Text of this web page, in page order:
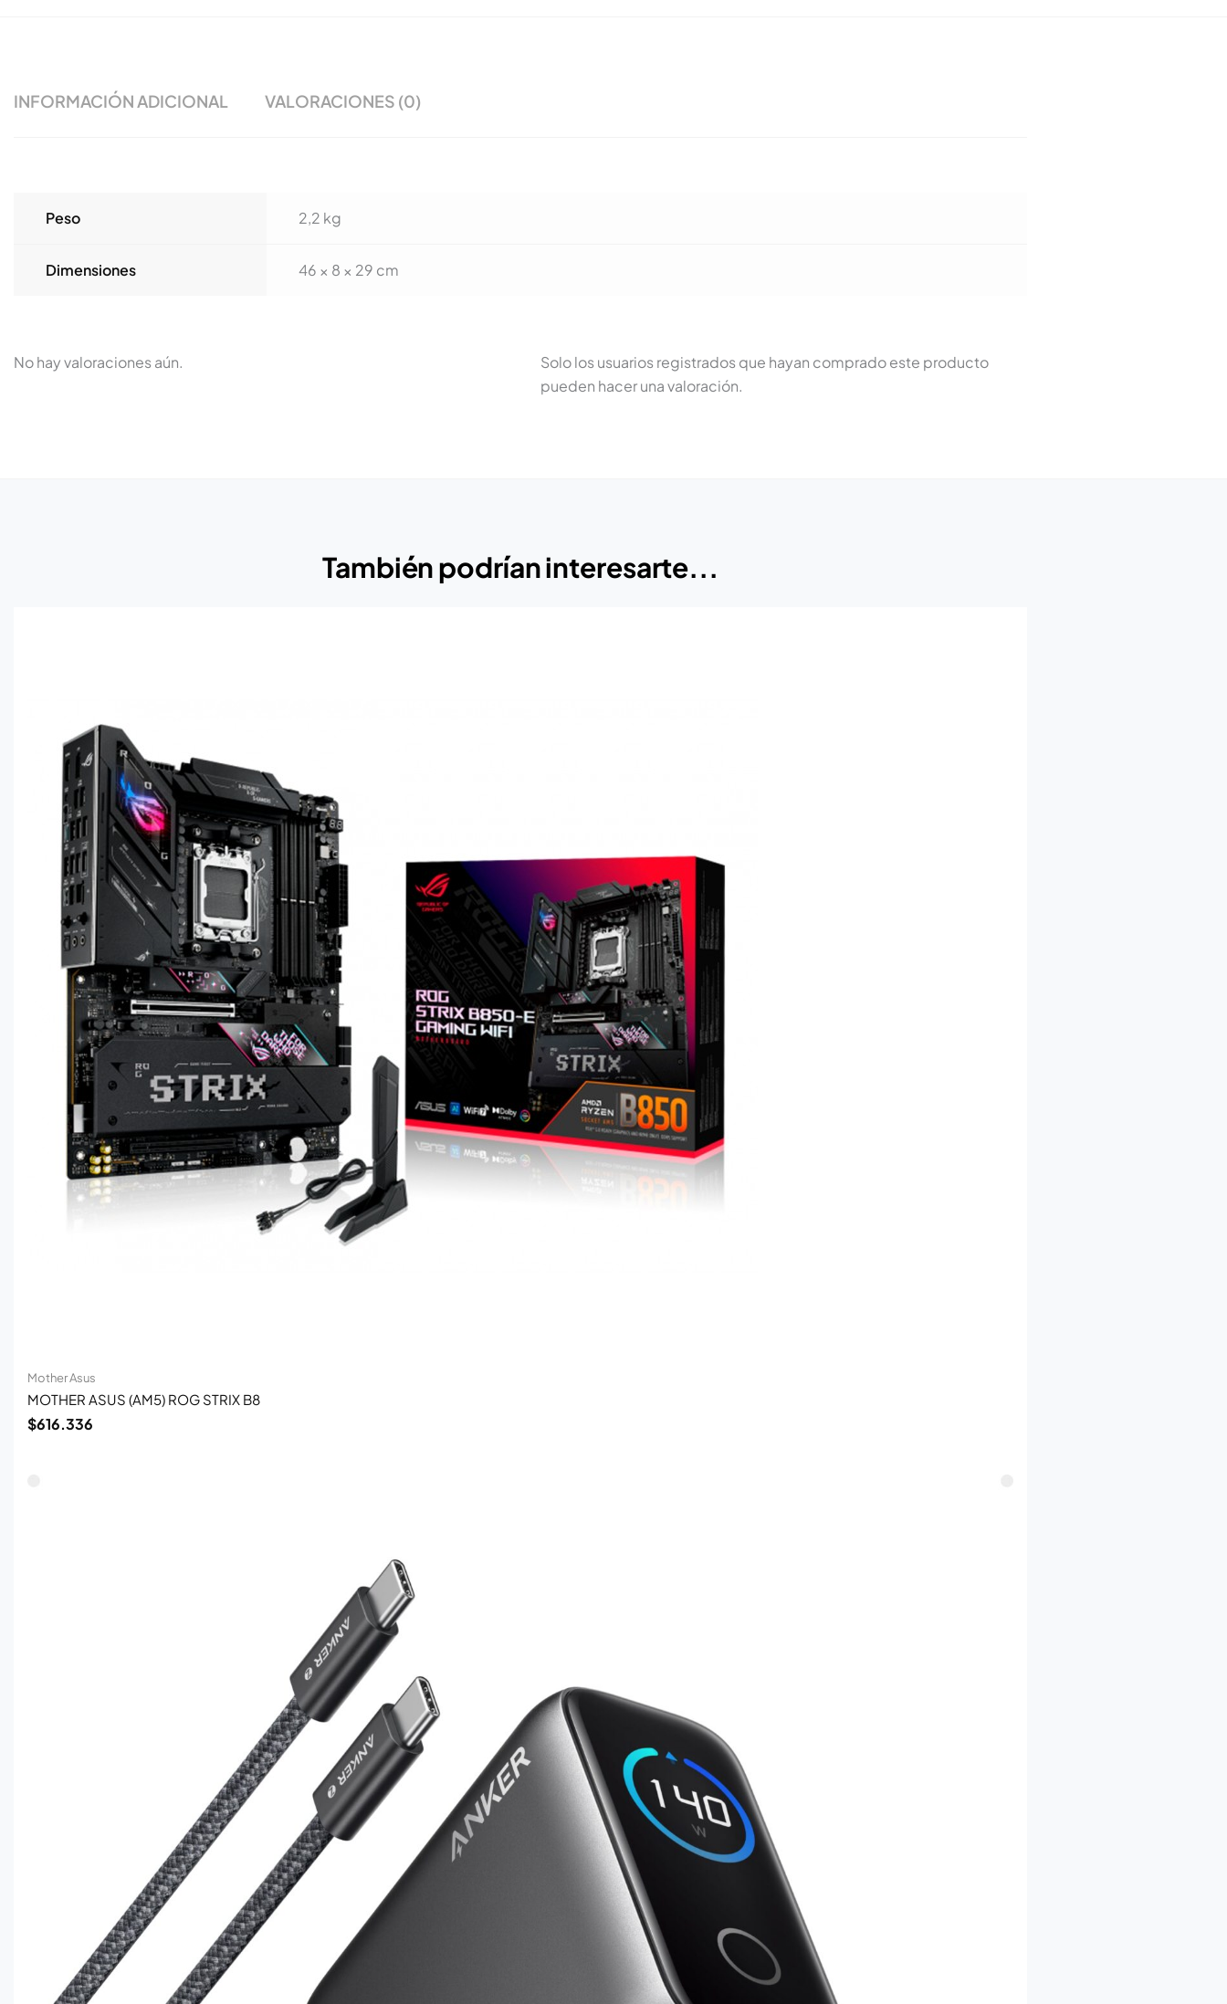
INFORMACIÓN ADICIONAL VALORACIONES (0)
Peso 2,2 kg
Dimensiones 46 × 8 × 29 cm
No hay valoraciones aún.
Solo los usuarios registrados que hayan comprado este producto
pueden hacer una valoración.
También podrían interesarte...
Mother Asus
MOTHER ASUS (AM5) ROG STRIX B8
$616.336